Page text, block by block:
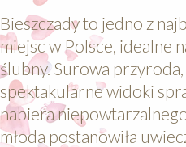
Bieszczady to jedno z
miejsc w Polsce, idealne
ślubny. Surowa
spektakularne widoki
nabiera
młoda postanowiła